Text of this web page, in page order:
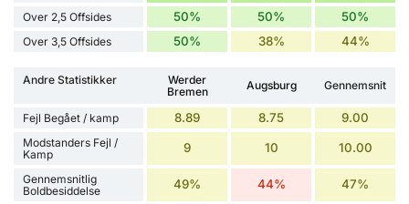
Over 2,5 Offsides 50% 50% 50%
Over 3,5 Offsides 50% 38% 44%
Andre Statistikker
Werder
Bremen
Augsburg Gennemsnit
Fejl Begået / kamp 8.89 8.75 9.00
Modstanders Fejl /
Kamp
9 10 10.00
Gennemsnitlig
Boldbesiddelse
49% 44% 47%